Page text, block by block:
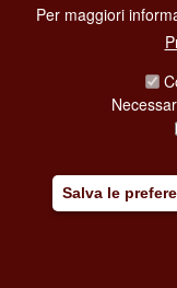
Per maggiori
Salva le